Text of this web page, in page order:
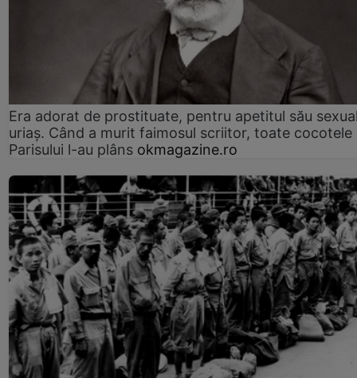
Era adorat de prostituate, pentru apetitul său
uriaș. Când a murit faimosul scriitor, toate cocotele
Parisului l-au plâns okmagazine.ro